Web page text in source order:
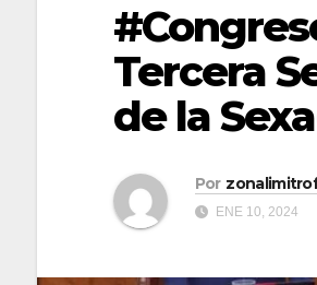
Tercera
de la
Por
ENE 10, 2024